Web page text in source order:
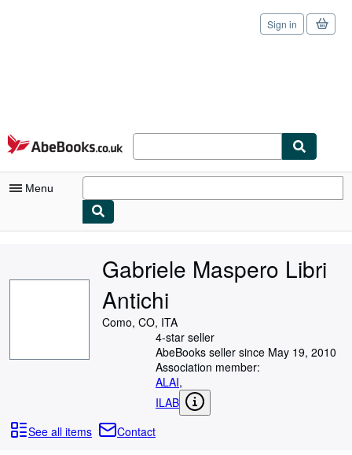
Skip to main content
AbeBooks.co.uk
Sign in
Menu
Textbooks
Gabriele Maspero Libri
Antichi
Como, CO, ITA
4-star seller
AbeBooks seller since May 19, 2010
Association member:
ALAI,
ILAB
See all items
Contact